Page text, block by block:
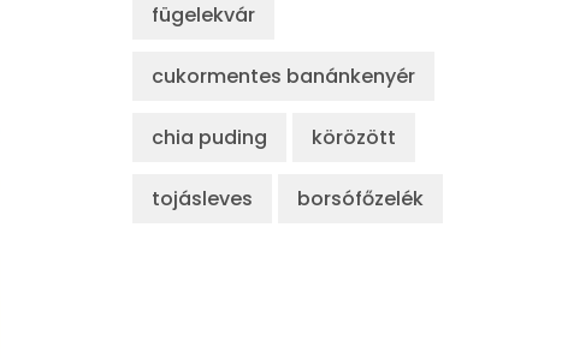
fügelekvár
cukormentes banánkenyér
chia puding körözött
tojásleves borsófőzelék